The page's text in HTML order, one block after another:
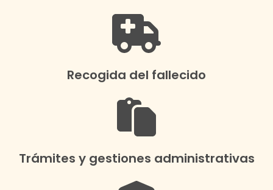
Recogida del fallecido
Trámites y gestiones administrativas